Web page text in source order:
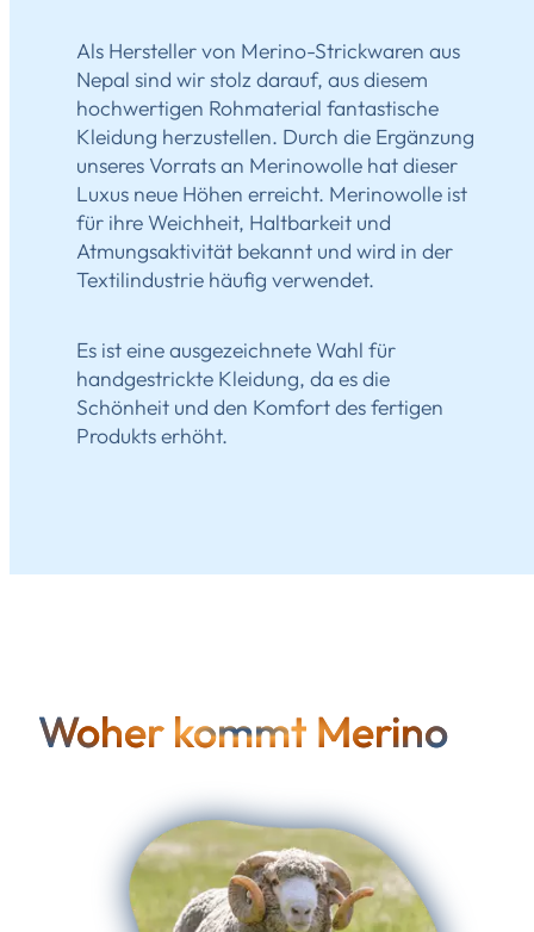
Als Hersteller von Merino-Strickwaren aus
Nepal sind wir stolz darauf, aus diesem
hochwertigen Rohmaterial fantastische
Kleidung herzustellen. Durch die Ergänzung
unseres Vorrats an Merinowolle hat dieser
Luxus neue Höhen erreicht. Merinowolle ist
für ihre Weichheit, Haltbarkeit und
Atmungsaktivität bekannt und wird in der
Textilindustrie häufig verwendet.
Es ist eine ausgezeichnete Wahl für
handgestrickte Kleidung, da es die
Schönheit und den Komfort des fertigen
Produkts erhöht.
Woher kommt Merino